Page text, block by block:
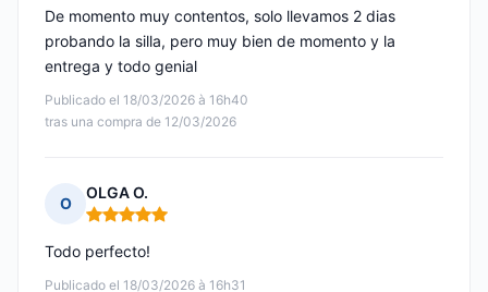
Publicado el 18/03/2026 à 16h40
tras una compra de 12/03/2026
De momento muy contentos, solo llevamos 2 dias
probando la silla, pero muy bien de momento y la
entrega y todo genial
O
OLGA O.
Nota: 5 de 5
Publicado el 18/03/2026 à 16h31
Todo perfecto!